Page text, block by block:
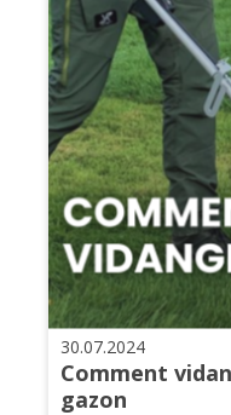
30.07.2024
Comment
gazon